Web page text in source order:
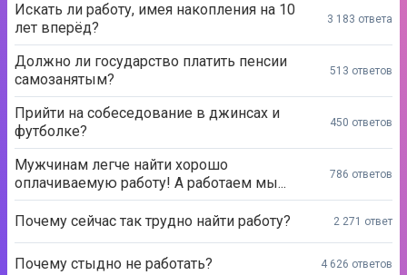
Искать ли работу, имея накопления на 10
лет вперёд?
3 183 ответа
Должно ли государство платить пенсии
самозанятым?
513 ответов
Прийти на собеседование в джинсах и
футболке?
450 ответов
Мужчинам легче найти хорошо
оплачиваемую работу! А работаем мы...
786 ответов
Почему сейчас так трудно найти работу? 2 271 ответ
Почему стыдно не работать? 4 626 ответов